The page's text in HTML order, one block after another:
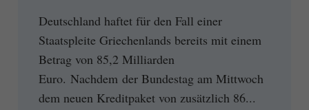
Deutschland haftet für den Fall einer
Staatspleite Griechenlands bereits mit einem
Betrag von 85,2 Milliarden
Euro. Nachdem der Bundestag am Mittwoch
dem neuen Kreditpaket von zusätzlich 86...